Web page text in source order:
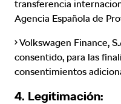
transferencia
Agencia Española de
• Volkswagen Finance,
consentido, para las
consentimientos
4. Legitimación: